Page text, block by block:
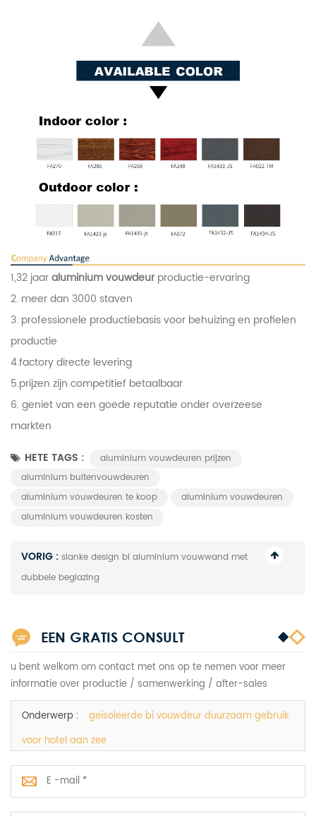
1,32 jaaraluminium vouwdeurproductie-ervaring
2. meer dan 3000 staven
3. professionele productiebasis voor behuizing en profielen
productie
4.factory directe levering
5.prijzen zijn competitief betaalbaar
6. geniet van een goede reputatie onder overzeese
markten
HETE TAGS :
aluminium vouwdeuren prijzen
aluminium buitenvouwdeuren
aluminium vouwdeuren te koop
aluminium vouwdeuren
aluminium vouwdeuren kosten
VORIG : slanke design bi aluminium vouwwand met
dubbele beglazing
EEN GRATIS CONSULT
u bent welkom om contact met ons op te nemen voor meer
informatie over productie / samenwerking / after-sales
services
Onderwerp :
geïsoleerde bi vouwdeur duurzaam gebruik
voor hotel aan zee